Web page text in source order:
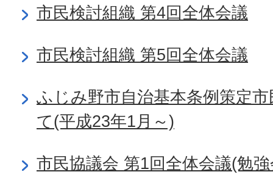
市民検討組織 第4回全体会議
市民検討組織 第5回全体会議
ふじみ野市自治基本条例策定
て(平成23年1月～)
市民協議会 第1回全体会議(勉